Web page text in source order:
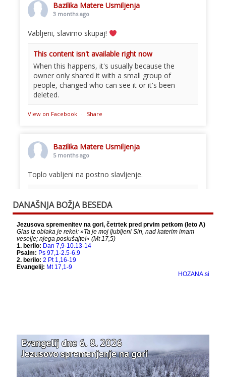
Bazilika Matere Usmiljenja
3 months ago
Vabljeni, slavimo skupaj!
This content isn't available right now
When this happens, it's usually because the
owner only shared it with a small group of
people, changed who can see it or it's been
deleted.
View on Facebook · Share
Bazilika Matere Usmiljenja
5 months ago
Toplo vabljeni na postno slavljenje.
When this happens, it's usually because the
owner only shared it with a small group of
people, changed who can see it or it's been
deleted.
View on Facebook
Photo
View on Facebook · Share
DANAŠNJA BOŽJA BESEDA